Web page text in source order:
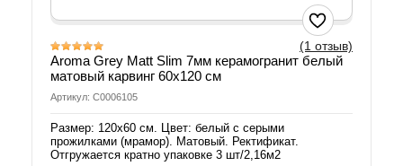
(1 отзыв)
Aroma Grey Matt Slim 7мм керамогранит белый
матовый карвинг 60х120 см
Артикул: С0006105
Размер: 120х60 см. Цвет: белый с серыми
прожилками (мрамор). Матовый. Ректификат.
Отгружается кратно упаковке 3 шт/2,16м2